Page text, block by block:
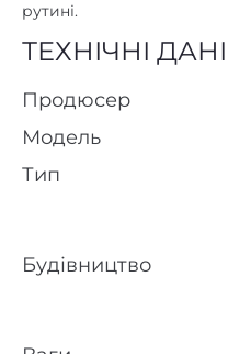
Регулювання низьких
частот
Установка
Фазоінвертор
рутині.
ТЕХНІЧНІ ДАНІ
Продюсер
Модель
Тип
Будівництво